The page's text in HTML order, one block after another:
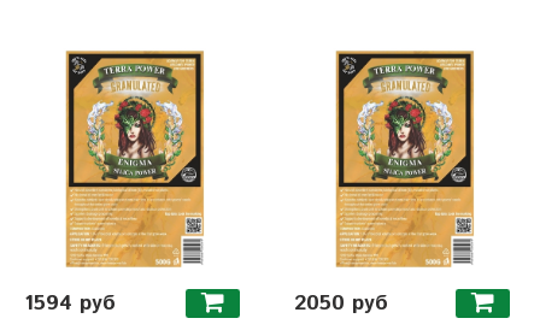
1594 руб 2050 руб